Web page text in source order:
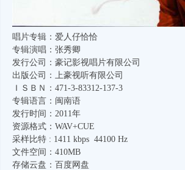
唱片专辑：爱人仔恰恰
专辑演唱：张秀卿
发行公司：豪记影视唱片有限公司
出版公司：上豪视听有限公司
ＩＳＢＮ：471-3-83312-137-3
专辑语言：闽南语
发行时间：2011年
资源格式：WAV+CUE
采样比特 : 1411 kbps 44100 Hz
文件空间：410MB
存储云盘：百度网盘